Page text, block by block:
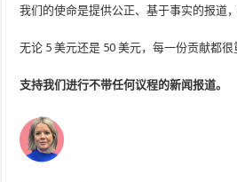
我们的使命是提供公正、基于事实的报道
无论 5 美元还是 50 美元，每一份贡献都很
支持我们进行不带任何议程的新闻报道。